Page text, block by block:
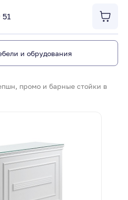
51
промо и барные стойки в